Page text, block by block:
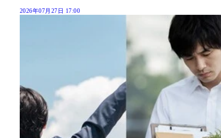
2026年07月27日 17:00